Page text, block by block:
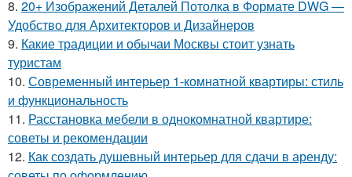
8. 20+ Изображений Деталей Потолка в Формате DWG —
Удобство для Архитекторов и Дизайнеров
9. Какие традиции и обычаи Москвы стоит узнать
туристам
10. Современный интерьер 1-комнатной квартиры: стиль
и функциональность
11. Расстановка мебели в однокомнатной квартире:
советы и рекомендации
12. Как создать душевный интерьер для сдачи в аренду: